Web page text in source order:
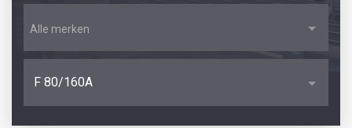
Alle merken
F 80/160A